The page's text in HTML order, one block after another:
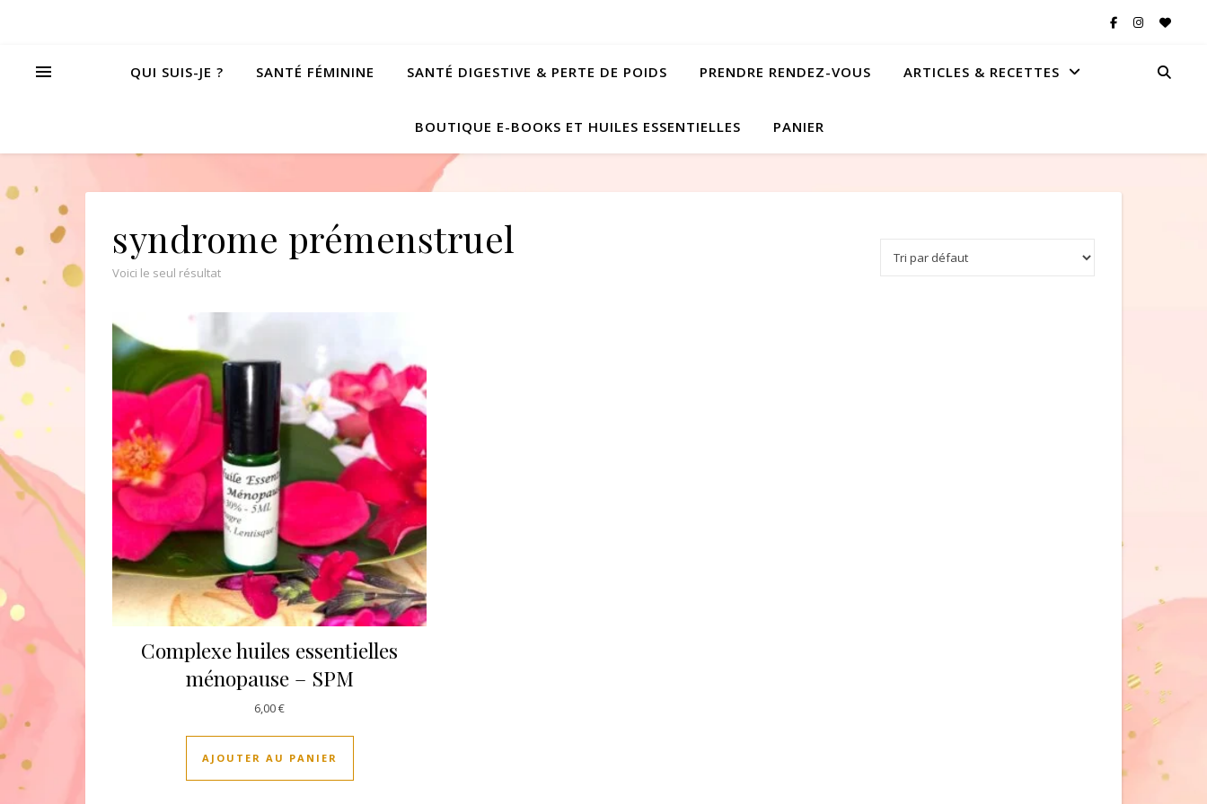
QUI SUIS-JE ? SANTÉ FÉMININE SANTÉ DIGESTIVE & PERTE DE POIDS PRENDRE RENDEZ-VOUS ARTICLES & RECETTES
BOUTIQUE E-BOOKS ET HUILES ESSENTIELLES PANIER
syndrome prémenstruel
Voici le seul résultat
Complexe huiles essentielles
ménopause – SPM
6,00€
AJOUTER AU PANIER